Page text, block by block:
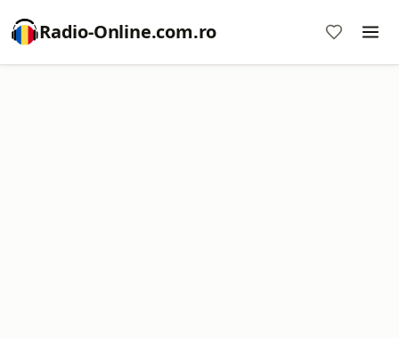
Radio-Online.com.ro